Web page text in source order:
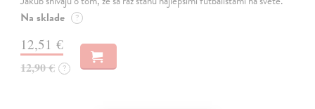
Na sklade ?
12,51 €
12,90 € ?